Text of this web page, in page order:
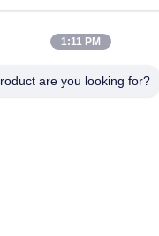
1:11 PM
are you looking for?